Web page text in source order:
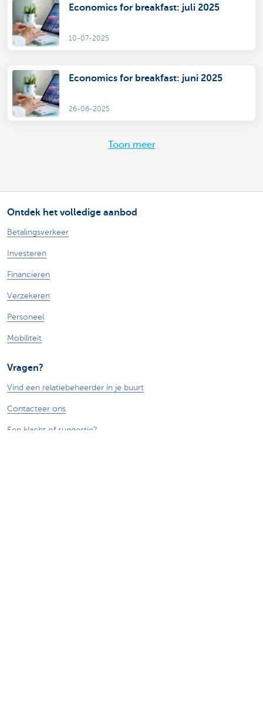
Economics for breakfast: juli 2025
10-07-2025
Economics for breakfast: juni 2025
26-06-2025
Toon meer
Ontdek het volledige aanbod
Betalingsverkeer
Investeren
Financieren
Verzekeren
Personeel
Mobiliteit
Vragen?
Vind een relatiebeheerder in je buurt
Contacteer ons
Een klacht of suggestie?